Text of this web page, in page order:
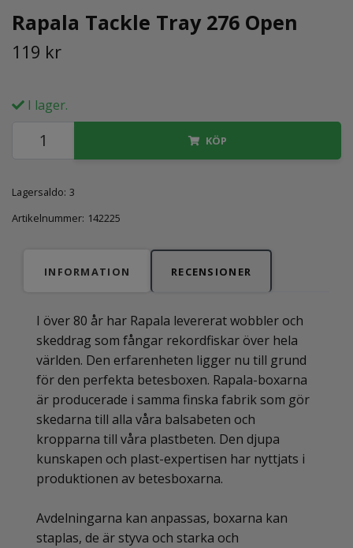
Rapala Tackle Tray 276 Open
119 kr
I lager.
KÖP
Lagersaldo: 3
Artikelnummer: 142225
INFORMATION RECENSIONER
I över 80 år har Rapala levererat wobbler och
skeddrag som fångar rekordfiskar över hela
världen. Den erfarenheten ligger nu till grund
för den perfekta betesboxen. Rapala-boxarna
är producerade i samma finska fabrik som gör
skedarna till alla våra balsabeten och
kropparna till våra plastbeten. Den djupa
kunskapen och plast-expertisen har nyttjats i
produktionen av betesboxarna.
Avdelningarna kan anpassas, boxarna kan
staplas, de är styva och starka och